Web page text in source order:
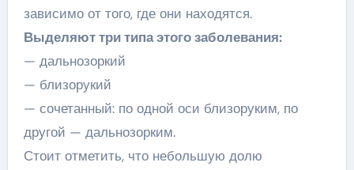
зависимо от того, где они находятся.
Выделяют три типа этого заболевания:
— дальнозоркий
— близорукий
— сочетанный: по одной оси близоруким, по
другой — дальнозорким.
Стоит отметить, что небольшую долю